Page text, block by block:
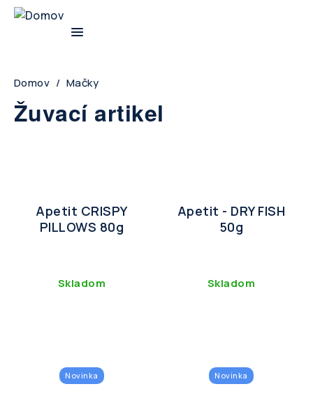
Skip
Breadcrumb
Domov Mačky
Žuvací artikel
Apetit CRISPY
PILLOWS 80g
Skladom
Apetit - DRY FISH
50g
Skladom
Novinka Novinka